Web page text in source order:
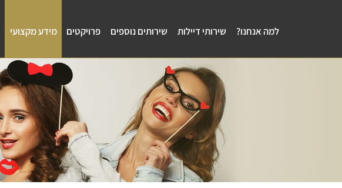
למה אנחנו? שירותי דיילות שירותים נוספים פרויקטים מידע מקצועי